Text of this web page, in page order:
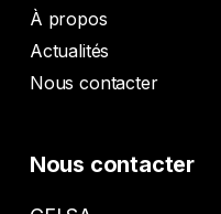
À propos
Actualités
Nous contacter
Nous contacter